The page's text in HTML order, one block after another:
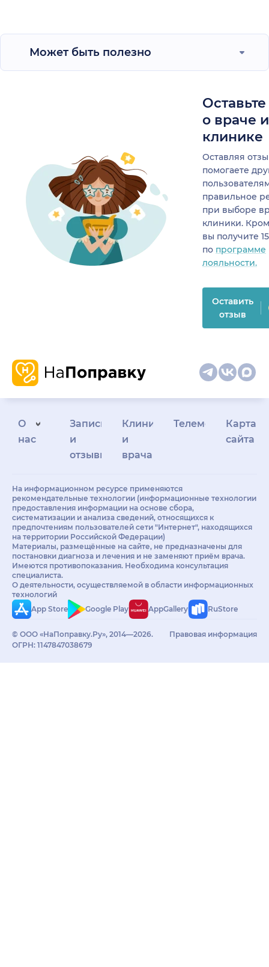
Может быть полезно
о враче
клинике
Оставляя
помогаете
правильное
при выборе
клиники.
вы получите
по программе
лояльности.
Оставить
отзыв
О
нас
Запись
и
отзывы
Клиникам
и
врачам
Телемедицина
Карта
сайта
На информационном ресурсе применяются
рекомендательные технологии (информационные технологии
предоставления информации на основе сбора,
систематизации и анализа сведений, относящихся к
предпочтениям пользователей сети "Интернет", находящихся
на территории Российской Федерации)
Материалы, размещённые на сайте, не предназначены для
постановки диагноза и лечения и не заменяют приём врача.
Имеются противопоказания. Необходима консультация
специалиста.
О деятельности, осуществляемой в области информационных
технологий
App Store
Google Play AppGallery RuStore
© ООО «НаПоправку.Ру», 2014—2026.
ОГРН: 1147847038679
Правовая информация